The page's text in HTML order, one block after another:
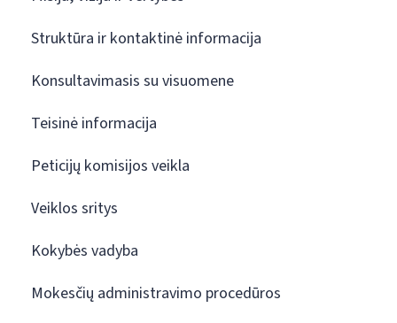
Struktūra ir kontaktinė informacija
Konsultavimasis su visuomene
Teisinė informacija
Peticijų komisijos veikla
Veiklos sritys
Kokybės vadyba
Mokesčių administravimo procedūros